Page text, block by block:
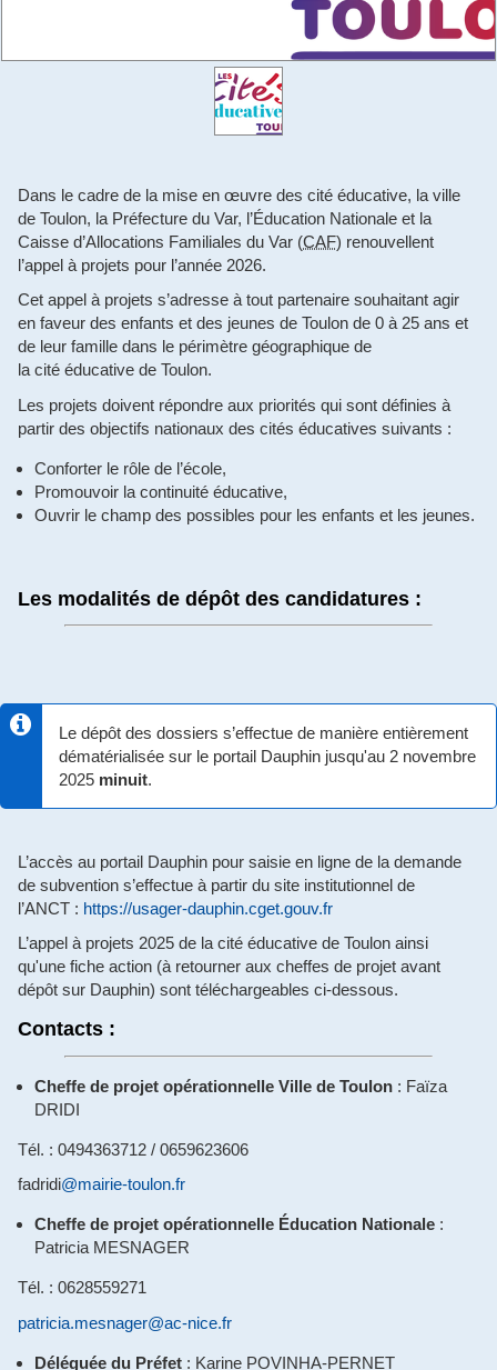
Dans le cadre de la mise en œuvre des cité éducative, la ville
de Toulon, la Préfecture du Var, l’Éducation Nationale et la
Caisse d’Allocations Familiales du Var (CAF) renouvellent
l’appel à projets pour l’année 2026.
Cet appel à projets s’adresse à tout partenaire souhaitant agir
en faveur des enfants et des jeunes de Toulon de 0 à 25 ans et
de leur famille dans le périmètre géographique de
la cité éducative de Toulon.
Les projets doivent répondre aux priorités qui sont définies à
partir des objectifs nationaux des cités éducatives suivants :
Conforter le rôle de l’école,
Promouvoir la continuité éducative,
Ouvrir le champ des possibles pour les enfants et les jeunes.
Les modalités de dépôt des candidatures :
Le dépôt des dossiers s’effectue de manière entièrement
dématérialisée sur le portail Dauphin jusqu'au 2 novembre
2025minuit.
L’accès au portail Dauphin pour saisie en ligne de la demande
de subvention s’effectue à partir du site institutionnel de
l’ANCT : https://usager-dauphin.cget.gouv.fr
L’appel à projets 2025 de la cité éducative de Toulon ainsi
qu'une fiche action (à retourner aux cheffes de projet avant
dépôt sur Dauphin) sont téléchargeables ci-dessous.
Contacts :
Cheffe de projet opérationnelle Ville de Toulon : Faïza
DRIDI
Tél. : 0494363712 / 0659623606
fadridi@mairie-toulon.fr
Cheffe de projet opérationnelle Éducation Nationale :
Patricia MESNAGER
Tél. : 0628559271
patricia.mesnager@ac-nice.fr
Déléguée du Préfet : Karine POVINHA-PERNET